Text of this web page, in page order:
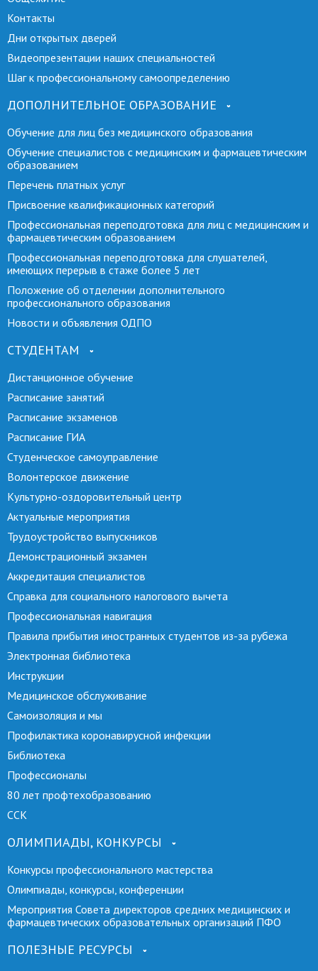
Контакты
Дни открытых дверей
Видеопрезентации наших специальностей
Шаг к профессиональному самоопределению
ДОПОЛНИТЕЛЬНОЕ ОБРАЗОВАНИЕ
Обучение для лиц без медицинского образования
Обучение специалистов с медицинским и фармацевтическим
образованием
Перечень платных услуг
Присвоение квалификационных категорий
Профессиональная переподготовка для лиц с медицинским и
фармацевтическим образованием
Профессиональная переподготовка для слушателей,
имеющих перерыв в стаже более 5 лет
Положение об отделении дополнительного
профессионального образования
Новости и объявления ОДПО
СТУДЕНТАМ
Дистанционное обучение
Расписание занятий
Расписание экзаменов
Расписание ГИА
Студенческое самоуправление
Волонтерское движение
Культурно-оздоровительный центр
Актуальные мероприятия
Трудоустройство выпускников
Демонстрационный экзамен
Аккредитация специалистов
Справка для социального налогового вычета
Профессиональная навигация
Правила прибытия иностранных студентов из-за рубежа
Электронная библиотека
Инструкции
Медицинское обслуживание
Самоизоляция и мы
Профилактика коронавирусной инфекции
Библиотека
Профессионалы
80 лет профтехобразованию
ССК
ОЛИМПИАДЫ, КОНКУРСЫ
Конкурсы профессионального мастерства
Олимпиады, конкурсы, конференции
Мероприятия Совета директоров средних медицинских и
фармацевтических образовательных организаций ПФО
ПОЛЕЗНЫЕ РЕСУРСЫ